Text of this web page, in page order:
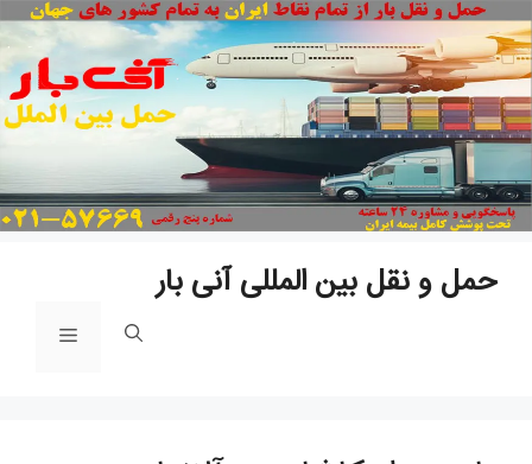
حمل و نقل بین المللی آنی بار
فهرست